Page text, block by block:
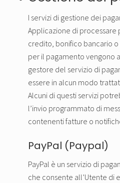
I servizi di gestione dei
Applicazione di
credito, bonifico bancario
per il pagamento vengono
gestore del servizio di
essere in alcun modo
Alcuni di questi servizi
l’invio programmato di
contenenti fatture o
PayPal (Paypal)
PayPal è un servizio di
che consente all’Utente di